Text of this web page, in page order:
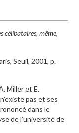
célibataires, même,
Seuil, 2001, p.
Miller et E.
pas et ses
dans le
de l’université de